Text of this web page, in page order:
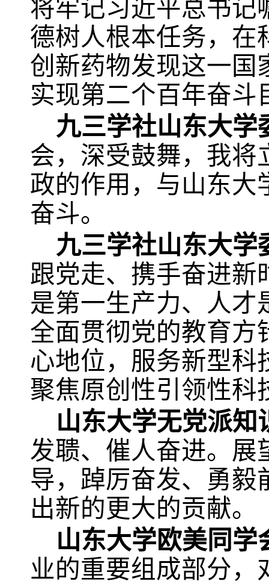
将牢记习近平总书记
德树人根本任务，在
创新药物发现这一国
实现第二个百年奋斗
九三学社山东大学
会，深受鼓舞，我将
政的作用，与山东大
奋斗。
九三学社山东大学
跟党走、携手奋进新
是第一生产力、人才
全面贯彻党的教育方
心地位，服务新型科
聚焦原创性引领性科
山东大学无党派
发聩、催人奋进。展
导，踔厉奋发、勇毅
出新的更大的贡献。
山东大学欧美同学
业的重要组成部分，